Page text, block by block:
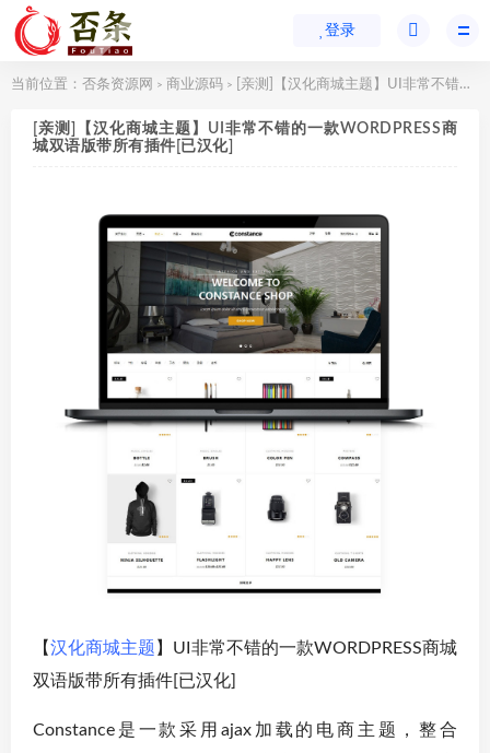
登录
当前位置： 否条资源网 > 商业源码 > [亲测]【汉化商城主题】UI非常不错的一款WORDPRESS商城双语版带所有插件[已汉化]
[亲测]【汉化商城主题】UI非常不错的一款WORDPRESS商
城双语版带所有插件[已汉化]
【汉化商城主题 】UI非常不错的一款WORDPRESS商城
双语版带所有插件[已汉化]
Constance是一款采用ajax加载的电商主题，整合